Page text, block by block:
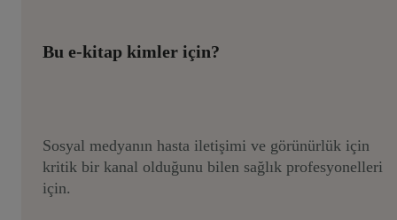
Bu e-kitap kimler için?
Sosyal medyanın hasta iletişimi ve görünürlük için
kritik bir kanal olduğunu bilen sağlık profesyonelleri
için.